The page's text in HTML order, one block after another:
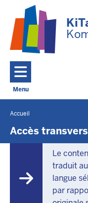
Menu
Toggle navigation: Menu
Vous
êtes
Accueil
Accès
Le
traduit
langue
par